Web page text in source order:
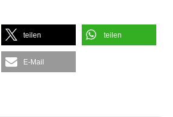
teilen teilen
E-Mail